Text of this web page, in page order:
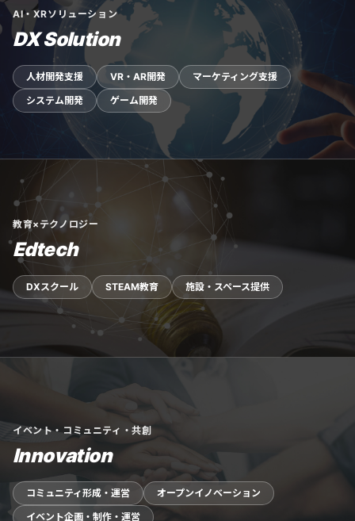
AI・XRソリューション
DX Solution
人材開発支援 VR・AR開発
マーケティング支援
システム開発
ゲーム開発
教育×テクノロジー
Edtech
DXスクール STEAM教育 施設・スペース提供
イベント・コミュニティ・共創
Innovation
コミュニティ形成・運営
オープンイノベーション
イベント企画・制作・運営